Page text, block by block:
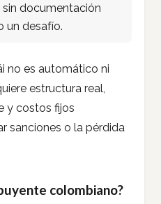
documentación
un desafío.
no es automático ni
estructura real,
y costos fijos
sanciones o la pérdida
colombiano?